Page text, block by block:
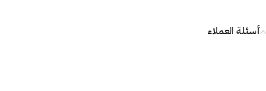
أسئلة العملاء